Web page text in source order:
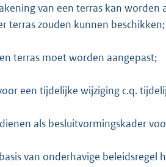
van een terras kan worden
terras zouden kunnen beschikken;
terras moet worden aangepast;
een tijdelijke wijziging c.q.
als besluitvormingskader
van onderhavige